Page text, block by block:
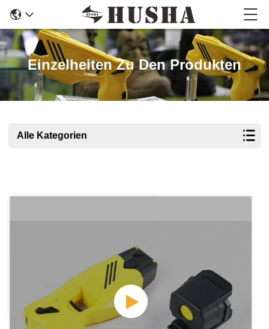
Einzelheiten Zu Den Produkten
Alle Kategorien